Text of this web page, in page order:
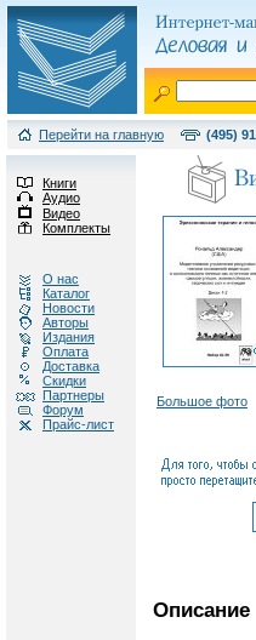
Перейти на главную (495)
Книги
Аудио
Видео
Комплекты
О нас
Каталог
Новости
Авторы
Издания
Оплата
Доставка
Скидки
Партнеры
Форум
Прайс-лист
Большое фото
Описание